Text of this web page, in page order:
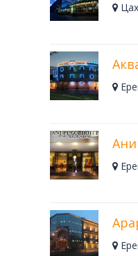
7 дней-заезд по
Санаторий Джермук
Винный Тур - 4 дня
Школьные каникулы в
Школьные каникулы в
7 дней
Ани